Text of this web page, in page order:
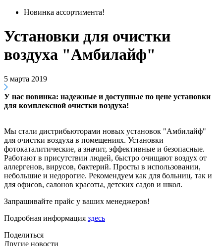
Новинка ассортимента!
Установки для очистки
воздуха "Амбилайф"
5 марта 2019
У нас новинка: надежные и доступные по цене установки
для комплексной очистки воздуха!
Мы стали дистрибьюторами новых установок "Амбилайф"
для очистки воздуха в помещениях. Установки
фотокаталитические, а значит, эффективные и безопасные.
Работают в присутствии людей, быстро очищают воздух от
аллергенов, вирусов, бактерий. Просты в использовании,
небольшие и недорогие. Рекомендуем как для больниц, так и
для офисов, салонов красоты, детских садов и школ.
Запрашивайте прайс у ваших менеджеров!
Подробная информация здесь
Поделиться
Другие новости